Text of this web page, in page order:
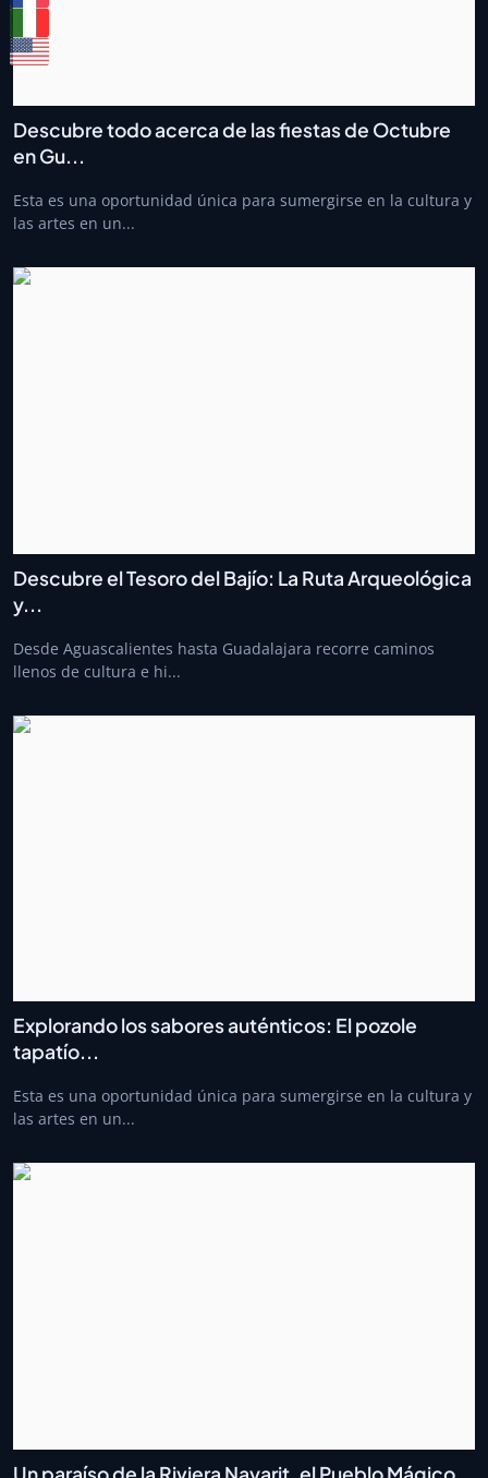
Descubre todo acerca de las fiestas de Octubre
en Gu...
Esta es una oportunidad única para sumergirse en la cultura y
las artes en un...
Descubre el Tesoro del Bajío: La Ruta Arqueológica
y...
Desde Aguascalientes hasta Guadalajara recorre caminos
llenos de cultura e hi...
Explorando los sabores auténticos: El pozole
tapatío...
Esta es una oportunidad única para sumergirse en la cultura y
las artes en un...